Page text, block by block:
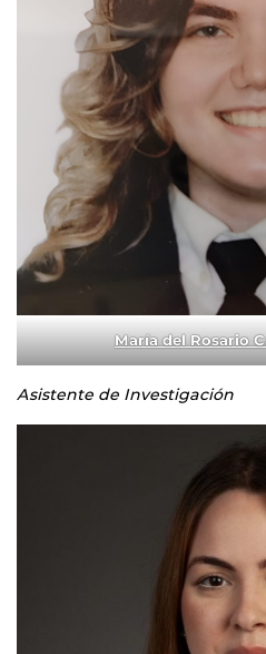
María del Rosario
Asistente de Investigación